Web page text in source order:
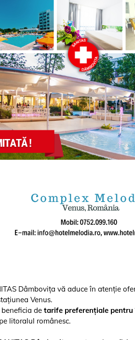
Dâmbovița vă aduce în atenție
Venus.
de tarife preferențiale
litoralul românesc.